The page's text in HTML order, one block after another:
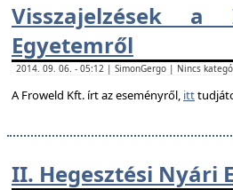
Visszajelzések
Egyetemről
2014. 09. 06. - 05:12 | SimonGergo | Nincs
A Froweld Kft. írt az eseményről, itt
II. Hegesztési Nyári